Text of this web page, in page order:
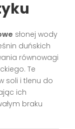
słonej wody
duńskich
równowagi
Te
soli i tlenu do
ich
braku